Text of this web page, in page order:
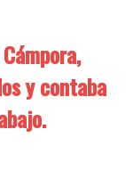
y contaba